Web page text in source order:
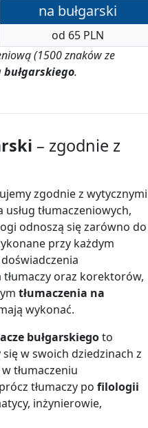
na bułgarski
od 65 PLN
(1500 znaków ze
bułgarskiego.
– zgodnie z
zgodnie z wytycznymi
tłumaczeniowych,
odnoszą się zarówno do
przy każdym
oraz korektorów,
tłumaczenia na
wykonać.
bułgarskiegoto
w swoich dziedzinach z
tłumaczeniu
tłumaczy po filologii
inżynierowie,